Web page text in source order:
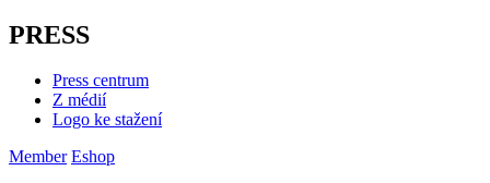
PRESS
Press centrum
Z médií
Logo ke stažení
Member Eshop